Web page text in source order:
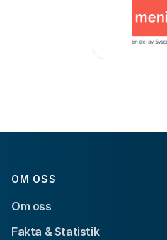
OM OSS
Om oss
Fakta & Statistik